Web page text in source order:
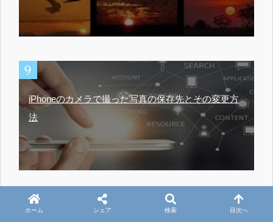
iPhoneのカメラで撮った写真の保存先とその変更方
法
ホーム シェア 検索 目次へ